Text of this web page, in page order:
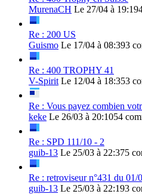
MurenaCH Le 27/04 à 19:19
Re : 200 US
Guismo Le 17/04 à 08:393
Re : 400 TROPHY 41
V-Spirit Le 12/04 à 18:353
Re : Vous payez combien
keke Le 26/03 à 20:1054
Re : SPD 111/10 - 2
guib-13 Le 25/03 à 22:375
Re : retroviseur n°431 du 01/
guib-13 Le 25/03 à 22:193